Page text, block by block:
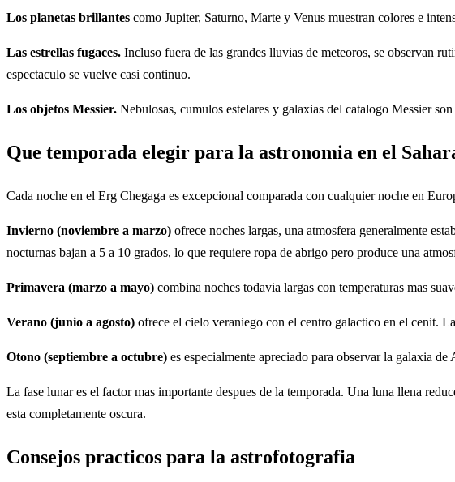
Los planetas brillantes como Jupiter, Saturno, Marte y Venus muestran colores e
Las estrellas fugaces. Incluso fuera de las grandes lluvias de meteoros, se observan
espectaculo se vuelve casi continuo.
Los objetos Messier. Nebulosas, cumulos estelares y galaxias del catalogo Messier
Que temporada elegir para la astronomia en el
Cada noche en el Erg Chegaga es excepcional comparada con cualquier noche en
Invierno (noviembre a marzo) ofrece noches largas, una atmosfera generalmente
nocturnas bajan a 5 a 10 grados, lo que requiere ropa de abrigo pero produce una
Primavera (marzo a mayo) combina noches todavia largas con temperaturas mas
Verano (junio a agosto) ofrece el cielo veraniego con el centro galactico en el cenit.
Otono (septiembre a octubre) es especialmente apreciado para observar la galaxia
La fase lunar es el factor mas importante despues de la temporada. Una luna llena
esta completamente oscura.
Consejos practicos para la astrofotografia